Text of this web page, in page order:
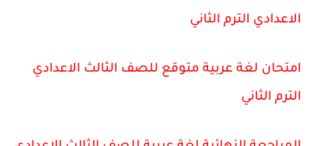
الاعدادي الترم الثاني
امتحان لغة عربية متوقع للصف الثالث الاعدادي
الترم الثاني